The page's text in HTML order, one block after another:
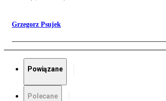
Grzegorz Psujek
Powiązane
Polecane